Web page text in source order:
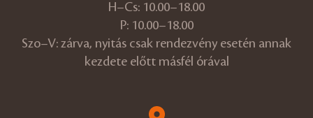
H–Cs: 10.00–18.00
P: 10.00–18.00
Szo–V: zárva, nyitás csak rendezvény esetén annak
kezdete előtt másfél órával